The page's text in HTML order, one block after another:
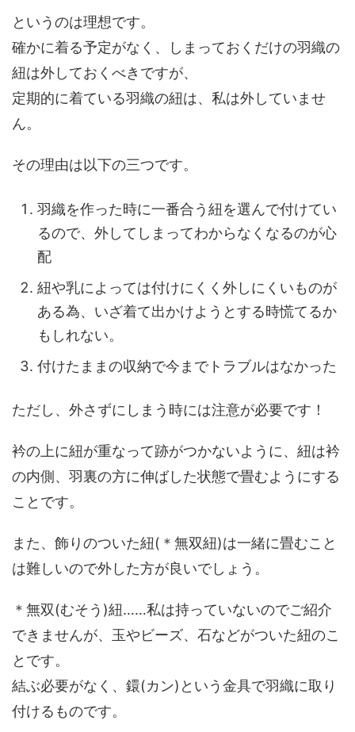
というのは理想です。
確かに着る予定がなく、しまっておくだけの羽織の
紐は外しておくべきですが、
定期的に着ている羽織の紐は、私は外していませ
ん。
その理由は以下の三つです。
羽織を作った時に一番合う紐を選んで付けてい
るので、外してしまってわからなくなるのが心
配
紐や乳によっては付けにくく外しにくいものが
ある為、いざ着て出かけようとする時慌てるか
もしれない。
付けたままの収納で今までトラブルはなかった
ただし、外さずにしまう時には注意が必要です！
衿の上に紐が重なって跡がつかないように、紐は衿
の内側、羽裏の方に伸ばした状態で畳むようにする
ことです。
また、飾りのついた紐(＊無双紐)は一緒に畳むこと
は難しいので外した方が良いでしょう。
＊無双(むそう)紐……私は持っていないのでご紹介
できませんが、玉やビーズ、石などがついた紐のこ
とです。
結ぶ必要がなく、鐶(カン)という金具で羽織に取り
付けるものです。